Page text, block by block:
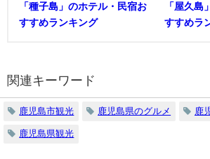
「種子島」のホテル・民宿お
すすめランキング
「屋久島
すすめラ
関連キーワード
鹿児島市観光 鹿児島県のグルメ 鹿
鹿児島県観光